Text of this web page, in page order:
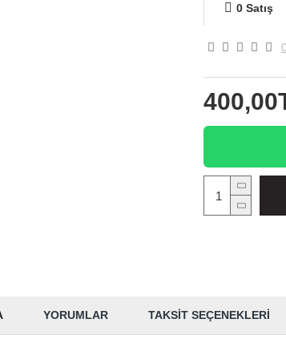
0 Satış
YORUMLAR TAKSIT SEÇENEKLERI